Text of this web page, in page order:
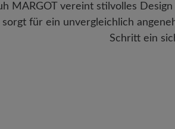
MARGOT vereint stilvolles
für ein unvergleichlich
Schritt ein